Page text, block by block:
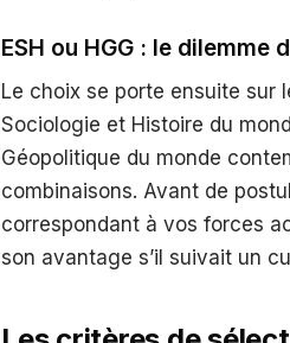
ESH ou HGG : le dilemme
Le choix se porte ensuite sur
Sociologie et Histoire du
Géopolitique du monde
combinaisons. Avant de
correspondant à vos forces
son avantage s’il suivait un